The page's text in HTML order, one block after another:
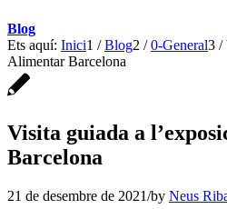
Blog
Ets aquí: Inici1 / Blog2 / 0-General3 /
Alimentar Barcelona
Visita guiada a
Barcelona
21 de desembre de 2021/by Neus